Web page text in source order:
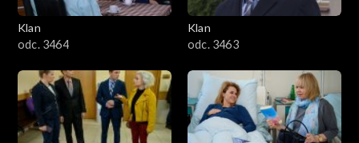
Klan
odc. 3464
Klan
odc. 3463